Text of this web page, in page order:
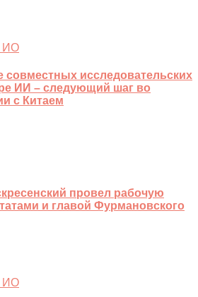
ИО
совместных исследовательских
ИИ – следующий шаг во
с Китаем
провел рабочую
и главой Фурмановского
ИО